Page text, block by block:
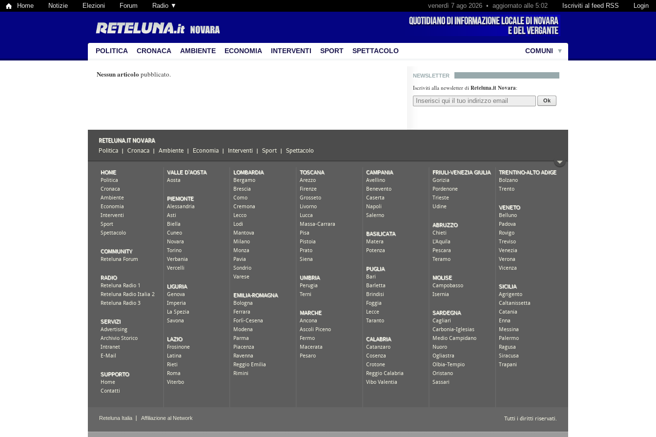
Home Notizie Elezioni Forum Radio ▼ Login
Iscriviti al feed RSS
venerdì 7 ago 2026 • aggiornato alle 5:02
POLITICA CRONACA AMBIENTE ECONOMIA INTERVENTI SPORT SPETTACOLO COMUNI
NEWSLETTER
Iscriviti alla newsletter di Reteluna.it Novara:
Ok
Nessun articolo pubblicato.